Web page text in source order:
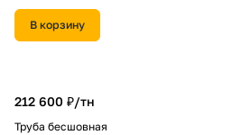
В корзину
212 600 ₽/тн
Труба бесшовная